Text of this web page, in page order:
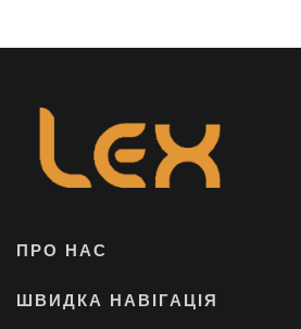
ПРО НАС
ШВИДКА НАВІГАЦІЯ